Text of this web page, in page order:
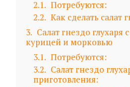
2.1
Потребуются:
2.2
Как сделать салат
3
Салат гнездо глухаря
курицей и морковью
3.1
Потребуются:
3.2
Салат гнездо
приготовления: